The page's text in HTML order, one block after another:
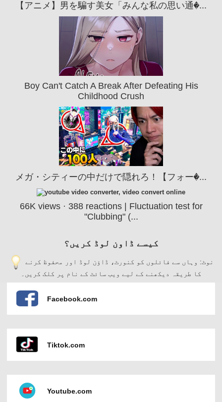
【アニメ】男を騙す美女「みんな私の思い通�...
Boy Can't Catch A Break After Defeating His
Childhood Crush
メガ・シティーの中だけで隠れろ！【フォー�...
66K views · 388 reactions | Fluctuation test for
"Clubbing" (...
کیسے ڈاون لوڈ کریں؟
کا طریقہ دیکھنے کے لیے ویب سائٹ کے نام پر کلک کریں۔
Facebook.com
Tiktok.com
Youtube.com